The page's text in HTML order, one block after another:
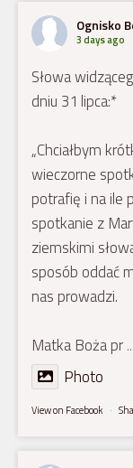
Ognisko
3 days ago
Słowa
dniu 31 lipca:*
„Chciałbym
wieczorne
potrafię i na ile
spotkanie z
ziemskimi
sposób oddać
nas prowadzi.
Matka Boża pr...
Photo
View on Facebook ·